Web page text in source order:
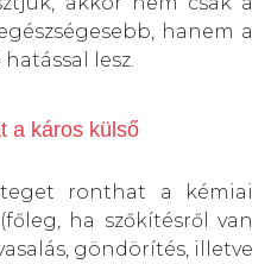
hanem a
lesz.
a káros külső
ronthat a kémiai
ha szőkítésről van
göndörítés, illetve